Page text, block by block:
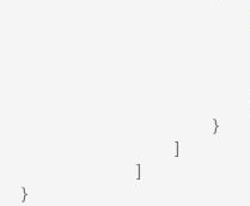
}
]
]
}